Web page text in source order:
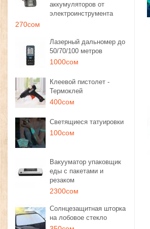
аккумуляторов от
электроинструмента
270сом
Лазерный дальномер до
50/70/100 метров
1000сом
Клеевой пистолет -
Термоклей
400сом
Светящиеся татуировки
100сом
Вакууматор упаковщик
еды с пакетами и
резаком
2300сом
Солнцезащитная шторка
на лобовое стекло